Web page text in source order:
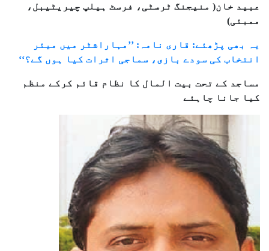
عبید خان( منیجنگ ٹرسٹی، فرسٹ ہیلپ چیریٹیبل،
ممبئی)
یہ بھی پڑھئے: قاری نامہ: ’’مہاراشٹر میں میئر
انتخاب کی سودے بازی، سماجی اثرات کیا ہوں گے؟‘‘
مساجد کے تحت بیت المال کا نظام قائم کرکے منظم
کیا جانا چاہئے